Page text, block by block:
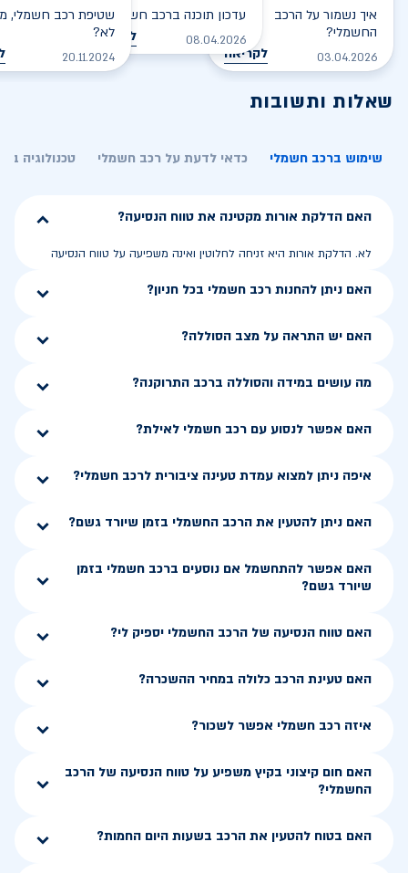
איך נשמור על הרכב
החשמלי?
03.04.2026 לקריאה
עדכון תוכנה ברכב חשמלי
08.04.2026 לקריאה
שטיפת רכב חשמלי,
לא?
20.11.2024
שאלות ותשובות
שימוש ברכב חשמלי כדאי לדעת על רכב חשמלי טכנולוגיה
האם הדלקת אורות מקטינה את טווח הנסיעה?
לא. הדלקת אורות היא זניחה לחלוטין ואינה משפיעה על טווח הנסיעה
האם ניתן להחנות רכב חשמלי בכל חניון?
האם יש התראה על מצב הסוללה?
מה עושים במידה והסוללה ברכב התרוקנה?
האם אפשר לנסוע עם רכב חשמלי לאילת?
איפה ניתן למצוא עמדת טעינה ציבורית לרכב חשמלי?
האם ניתן להטעין את הרכב החשמלי בזמן שיורד גשם?
האם אפשר להתחשמל אם נוסעים ברכב חשמלי בזמן
שיורד גשם?
האם טווח הנסיעה של הרכב החשמלי יספיק לי?
האם טעינת הרכב כלולה במחיר ההשכרה?
איזה רכב חשמלי אפשר לשכור?
האם חום קיצוני בקיץ משפיע על טווח הנסיעה של הרכב
החשמלי?
האם בטוח להטעין את הרכב בשעות היום החמות?